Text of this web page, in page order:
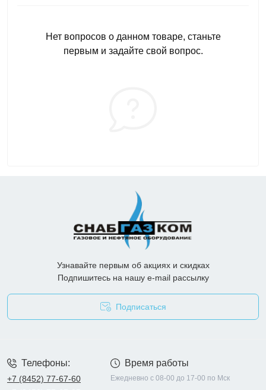
Нет вопросов о данном товаре, станьте
первым и задайте свой вопрос.
Узнавайте первым об акциях и скидках
Подпишитесь на нашу e-mail рассылку
Подписаться
Телефоны:
+7 (8452) 77-67-60
Время работы
Ежедневно с 08-00 до 17-00 по Мск